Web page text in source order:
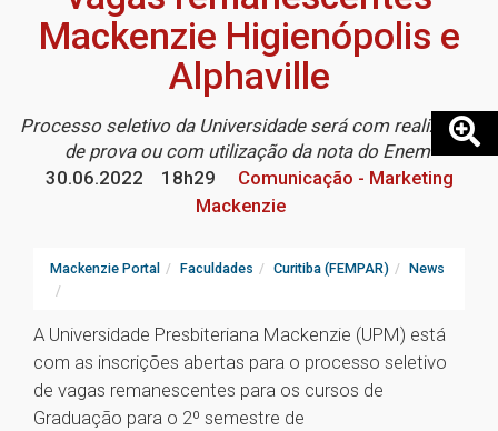
Mackenzie Higienópolis e
Alphaville
Processo seletivo da Universidade será com realização
de prova ou com utilização da nota do Enem
30.06.2022
18h29
Comunicação - Marketing
Mackenzie
Mackenzie Portal Faculdades Curitiba (FEMPAR) News
A Universidade Presbiteriana Mackenzie (UPM) está
com as inscrições abertas para o processo seletivo
de vagas remanescentes para os cursos de
Graduação para o 2º semestre de